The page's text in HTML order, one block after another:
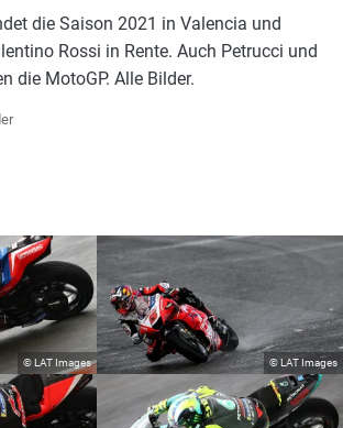
die Saison 2021 in Valencia und
Rossi in Rente. Auch Petrucci und
die MotoGP. Alle Bilder.